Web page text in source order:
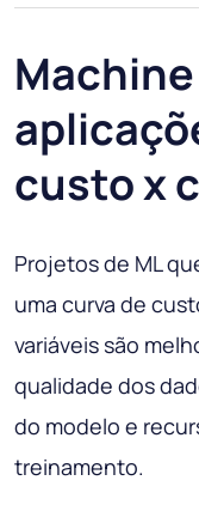
custo x
Projetos de ML
uma curva de
variáveis são
qualidade dos
do modelo e
treinamento.